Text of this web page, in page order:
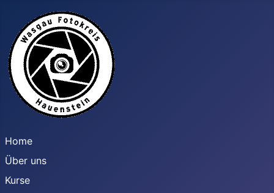
Home
Über uns
Kurse